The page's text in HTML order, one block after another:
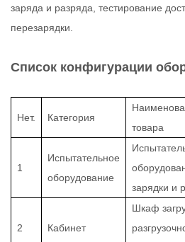
заряда и разряда, тестирование
перезарядки.
Список конфигурации
Нет. Категория
товара
1
Испытательное
оборудование
зарядки и
2 Кабинет
Шкаф